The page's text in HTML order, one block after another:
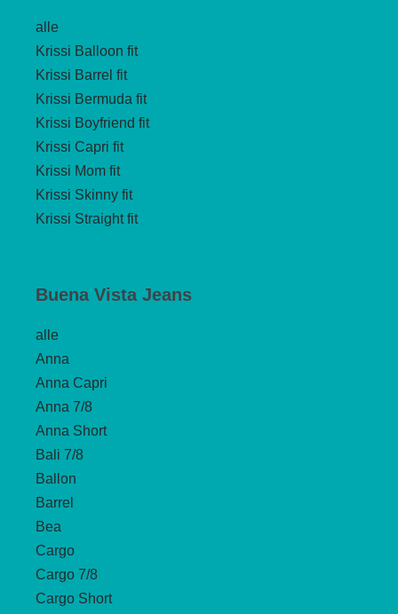
alle
Krissi Balloon fit
Krissi Barrel fit
Krissi Bermuda fit
Krissi Boyfriend fit
Krissi Capri fit
Krissi Mom fit
Krissi Skinny fit
Krissi Straight fit
Buena Vista Jeans
alle
Anna
Anna Capri
Anna 7/8
Anna Short
Bali 7/8
Ballon
Barrel
Bea
Cargo
Cargo 7/8
Cargo Short